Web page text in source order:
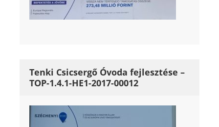
Tenki Csicsergő Óvoda fejlesztése –
TOP-1.4.1-HE1-2017-00012